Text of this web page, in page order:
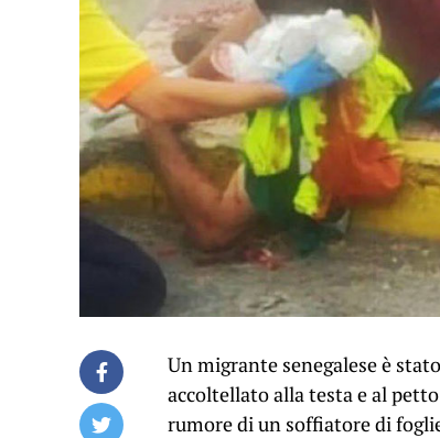
Un migrante senegalese è
accoltellato alla testa e al
rumore di un soffiatore di